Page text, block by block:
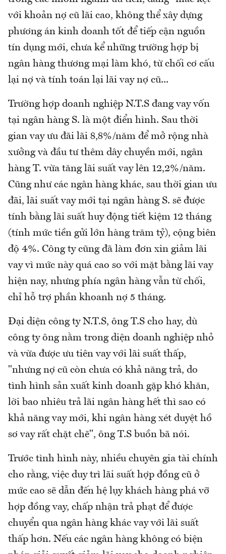
với khoản nợ cũ lãi cao, không thể xây dựng
phương án kinh doanh tốt để tiếp cận nguồn
tín dụng mới, chưa kể những trường hợp bị
ngân hàng thương mại làm khó, từ chối cơ cấu
lại nợ và tính toán lại lãi vay nợ cũ...
Trường hợp doanh nghiệp N.T.S đang vay vốn
tại ngân hàng S. là một điển hình. Sau thời
gian vay ưu đãi lãi 8,8%/năm để mở rộng nhà
xưởng và đầu tư thêm dây chuyền mới, ngân
hàng T. vừa tăng lãi suất vay lên 12,2%/năm.
Cũng như các ngân hàng khác, sau thời gian ưu
đãi, lãi suất vay mới tại ngân hàng S. sẽ được
tính bằng lãi suất huy động tiết kiệm 12 tháng
(tính mức tiền gửi lớn hàng trăm tỷ), cộng biên
độ 4%. Công ty cũng đã làm đơn xin giảm lãi
vay vì mức này quá cao so với mặt bằng lãi vay
hiện nay, nhưng phía ngân hàng vẫn từ chối,
chỉ hỗ trợ phần khoanh nợ 5 tháng.
Đại diện công ty N.T.S, ông T.S cho hay, dù
công ty ông nằm trong diện doanh nghiệp nhỏ
và vừa được ưu tiên vay với lãi suất thấp,
"nhưng nợ cũ còn chưa có khả năng trả, do
tình hình sản xuất kinh doanh gặp khó khăn,
lời bao nhiêu trả lãi ngân hàng hết thì sao có
khả năng vay mới, khi ngân hàng xét duyệt hồ
sơ vay rất chặt chẽ", ông T.S buồn bã nói.
Trước tình hình này, nhiều chuyên gia tài chính
cho rằng, việc duy trì lãi suất hợp đồng cũ ở
mức cao sẽ dẫn đến hệ lụy khách hàng phá vỡ
hợp đồng vay, chấp nhận trả phạt để được
chuyển qua ngân hàng khác vay với lãi suất
thấp hơn. Nếu các ngân hàng không có biện